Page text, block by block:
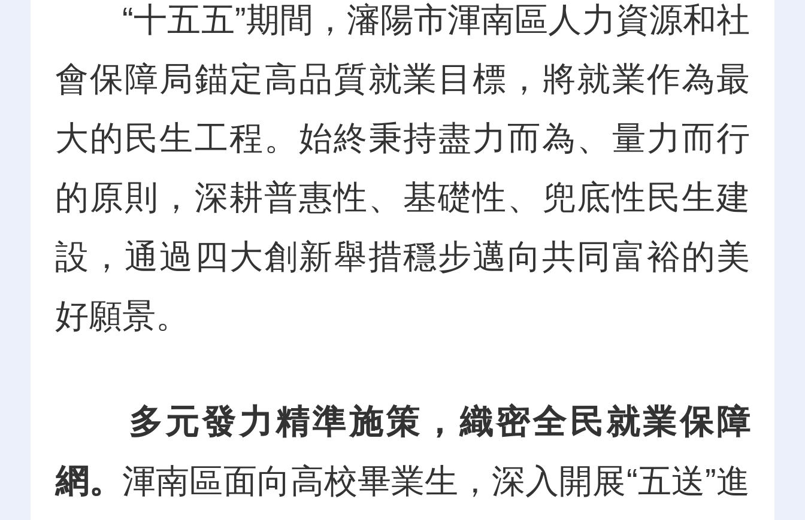
“十五五”期間，瀋陽市渾南區人力資源和社
會保障局錨定高品質就業目標，將就業作為最
大的民生工程。始終秉持盡力而為、量力而行
的原則，深耕普惠性、基礎性、兜底性民生建
設，通過四大創新舉措穩步邁向共同富裕的美
好願景。
多元發力精準施策，織密全民就業保障
網。 渾南區面向高校畢業生，深入開展“五送”進